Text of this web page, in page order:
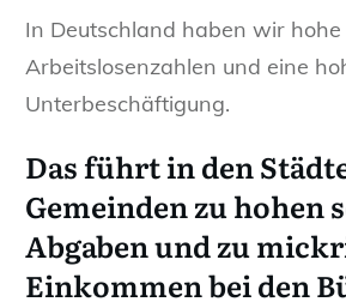
In Deutschland haben wir hohe
Arbeitslosenzahlen und eine
Unterbeschäftigung.
Das führt in den
Gemeinden zu hohen
Abgaben und zu
Einkommen bei den